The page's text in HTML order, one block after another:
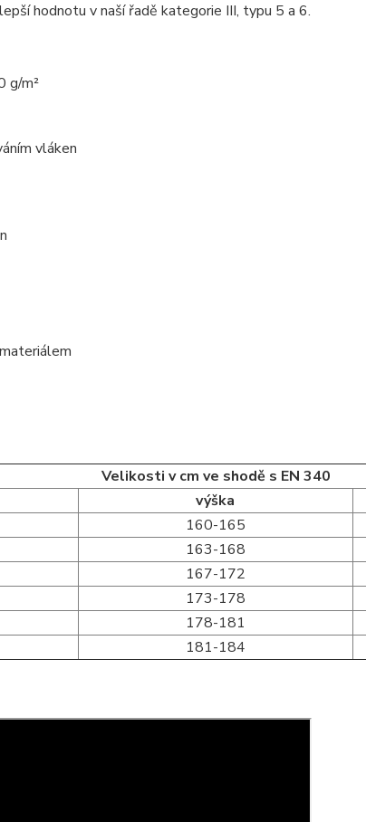
hodnotu v naší řadě kategorie III, typu 5 a 6.
g/m²
vláken
Velikosti v cm ve shodě s EN 340
výška
160-165
163-168
167-172
173-178
178-181
181-184